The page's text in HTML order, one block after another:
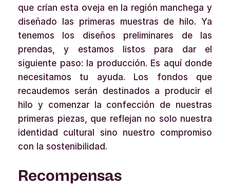
que crían esta oveja en la región manchega y
diseñado las primeras muestras de hilo. Ya
tenemos los diseños preliminares de las
prendas, y estamos listos para dar el
siguiente paso: la producción. Es aquí donde
necesitamos tu ayuda. Los fondos que
recaudemos serán destinados a producir el
hilo y comenzar la confección de nuestras
primeras piezas, que reflejan no solo nuestra
identidad cultural sino nuestro compromiso
con la sostenibilidad.
Recompensas